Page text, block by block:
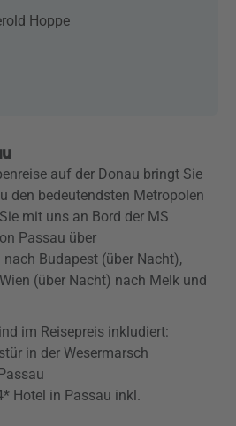
Hoppe
auf der Donau bringt Sie
den bedeutendsten Metropolen
mit uns an Bord der MS
Passau über
Budapest (über Nacht),
(über Nacht) nach Melk und
im Reisepreis inkludiert:
in der Wesermarsch
Hotel in Passau inkl.